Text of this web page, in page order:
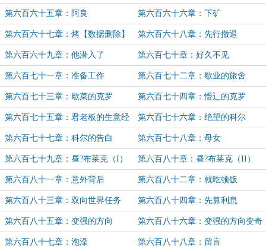
第六百六十五章：阿良 第六百六十六章：下矿
第六百六十七章：烤【数据删除】 第六百六十八章：先行撤退
第六百六十九章：他潜入了 第六百七十章：好久不见
第六百七十一章：准备工作 第六百七十二章：歇业的旅舍
第六百七十三章：歇菜的克罗 第六百七十四章：懵辶的克罗
第六百七十五章：君老板的生意经 第六百七十六章：绝望的科尔
第六百七十七章：科尔的告白 第六百七十八章：母女
第六百七十九章：昼?布莱克（I） 第六百八十章：昼?布莱克（II）
第六百八十一章：意外背后 第六百八十二章：就吃顿饭
第六百八十三章：双向世界任务 第六百八十四章：先算利息
第六百八十五章：变强的方向 第六百八十六章：变强的方向变奇
怪了
第六百八十七章：泡澡 第六百八十八章：留言